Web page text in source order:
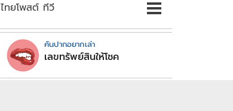
ไทยโพสต์ ทีวี
คันปากอยากเล่า
เลขทรัพย์สินให้โชค